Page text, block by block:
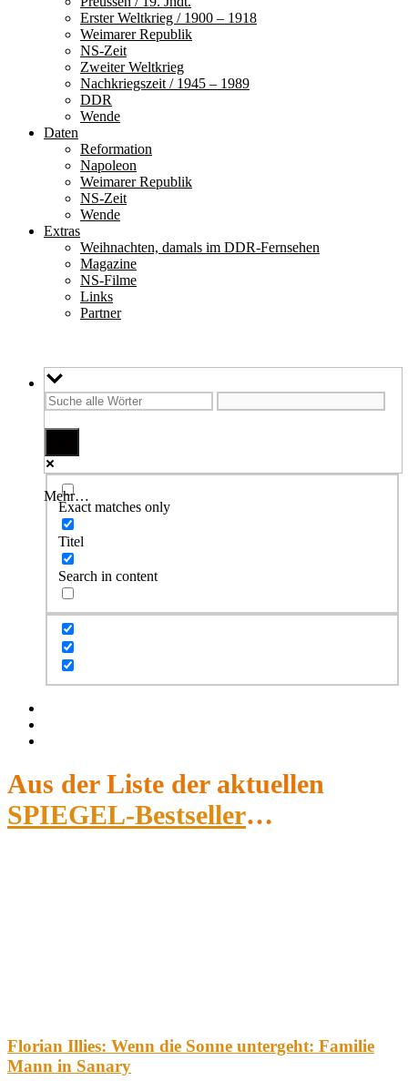
Erster Weltkrieg / 1900 – 1918
Weimarer Republik
NS-Zeit
Zweiter Weltkrieg
Nachkriegszeit / 1945 – 1989
DDR
Wende
Daten
Reformation
Napoleon
Weimarer Republik
NS-Zeit
Wende
Extras
Weihnachten, damals im DDR-Fernsehen
Magazine
NS-Filme
Links
Partner
Mehr…
Exact matches only
Titel
Search in content
Aus der Liste der aktuellen
SPIEGEL-Bestseller…
Florian Illies: Wenn die Sonne untergeht: Familie
Mann in Sanary